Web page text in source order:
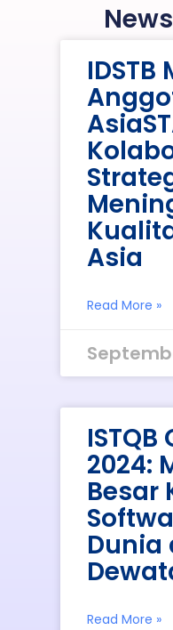
Asia
Read More »
ISTQB
2024:
Besar
Dunia
Read More »